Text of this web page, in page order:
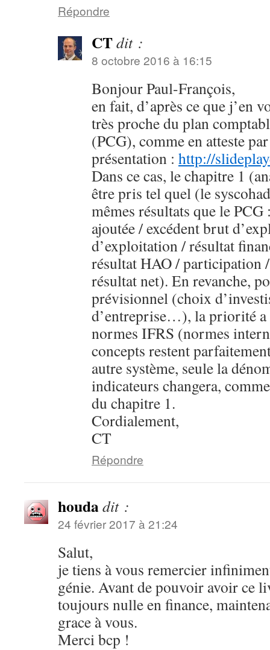
Répondre
CTdit :
8 octobre 2016 à 16:15
Bonjour Paul-François,
en fait, d’après ce que j’en
très proche du plan
(PCG), comme en atteste
présentation : http://
Dans ce cas, le chapitre 1
être pris tel quel (le
mêmes résultats que le
ajoutée / excédent brut
d’ex­ploitation / résultat
résultat HAO / participation
résultat net). En revanche,
prévisionnel (choix
d’entreprise…), la priorité a
normes IFRS (normes
concepts restent
autre système, seule la
indicateurs changera,
du chapitre 1.
Cordialement,
CT
Répondre
houdadit :
24 février 2017 à 21:24
Salut,
je tiens à vous remercier
génie. Avant de pouvoir avoir ce
toujours nulle en finance,
grace à vous.
Merci bcp !